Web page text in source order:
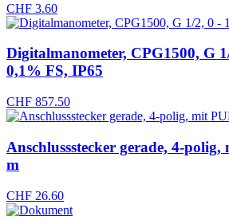
CHF 3.60
Digitalmanometer, CPG1500, G
0,1% FS, IP65
CHF 857.50
Anschlussstecker gerade, 4-
m
CHF 26.60